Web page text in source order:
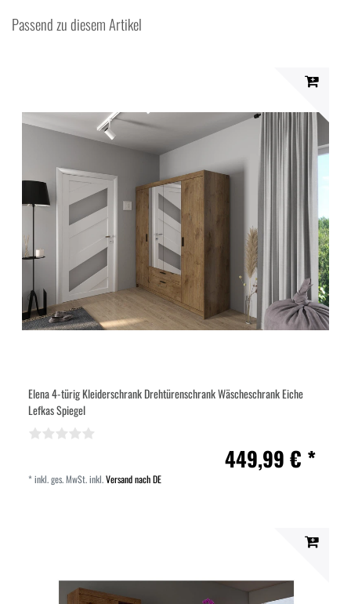
Passend zu diesem Artikel
Elena 4-türig Kleiderschrank Drehtürenschrank Wäscheschrank Eiche
Lefkas Spiegel
449,99 € *
*inkl. ges. MwSt.inkl.Versand nach DE